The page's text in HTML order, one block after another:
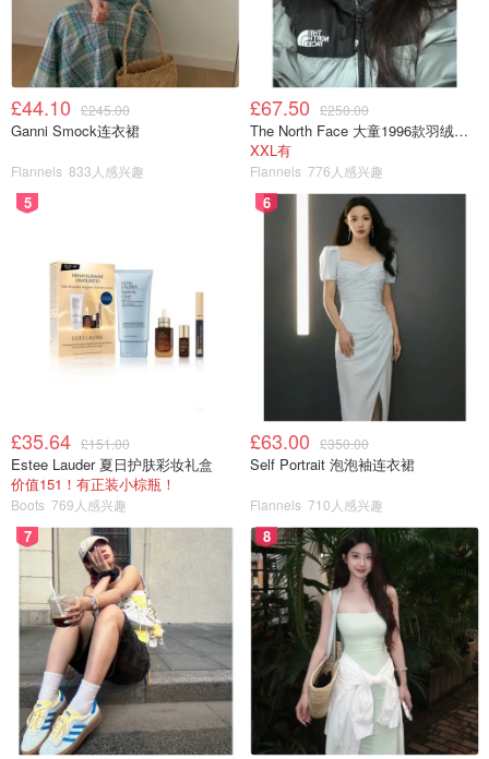
£44.10 £245.00
Ganni Smock连衣裙
Flannels 833人感兴趣
£67.50 £250.00
The North Face 大童1996款羽绒夹克
XXL有
Flannels 776人感兴趣
5
£35.64 £151.00
Estee Lauder 夏日护肤彩妆礼盒
价值151！有正装小棕瓶！
Boots 769人感兴趣
6
£63.00 £350.00
Self Portrait 泡泡袖连衣裙
Flannels 710人感兴趣
7 8